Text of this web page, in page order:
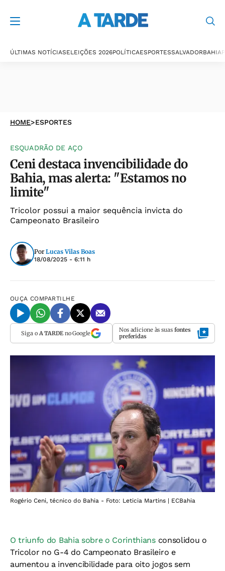
ÚLTIMAS NOTÍCIASELEIÇÕES 2026POLÍTICAESPORTESSALVADORBAHIA
HOME>ESPORTES
ESQUADRÃO DE AÇO
Ceni destaca invencibilidade do
Bahia, mas alerta: "Estamos no
limite"
Tricolor possui a maior sequência invicta do
Campeonato Brasileiro
Por Lucas Vilas Boas
18/08/2025 - 6:11 h
OUÇA COMPARTILHE
Siga o A TARDEno Google Nos adicione às suas fontes
preferidas
Rogério Ceni, técnico do Bahia - Foto: Leticia Martins | ECBahia
O triunfo do Bahia sobre o Corinthiansconsolidou o
Tricolor no G-4 do Campeonato Brasileiro e
aumentou a invencibilidade para oito jogos sem